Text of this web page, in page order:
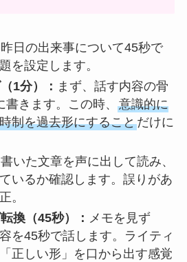
昨日の出来事について45秒で
を設定します。
1分）： まず、話す内容の骨
書きます。この時、意識的に
制を過去形にすることだけに
書いた文章を声に出して読み、
いるか確認します。誤りがあ
。
換（45秒）： メモを見ず
を45秒で話します。ライティ
正しい形」を口から出す感覚